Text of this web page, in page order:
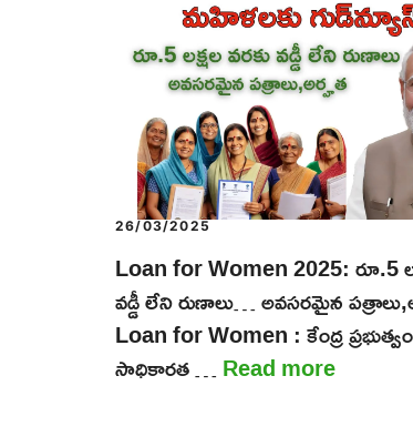
26/03/2025
Loan for Women 2025: రూ.5
వడ్డీ లేని రుణాలు… అవసరమైన
Loan for Women : కేంద్ర
సాధికారత …Read more